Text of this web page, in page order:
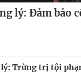
lý: Đảm bảo
Trừng trị tội